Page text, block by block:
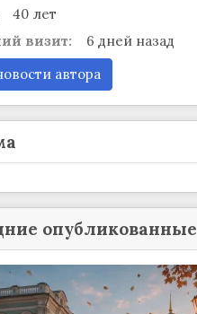
40 лет
визит:
6 дней назад
автора
опубликованные